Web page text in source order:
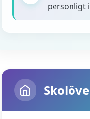
personligt